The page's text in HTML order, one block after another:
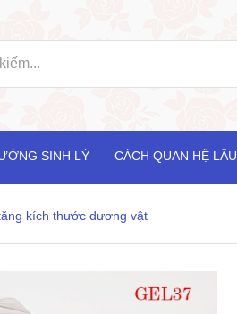
SINH LÝ CÁCH QUAN HỆ LÂU
kích thước dương vật